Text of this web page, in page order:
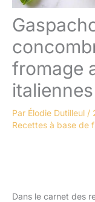
fromage
italiennes
Par Élodie Dutilleul /
Recettes à base de
Dans le carnet des